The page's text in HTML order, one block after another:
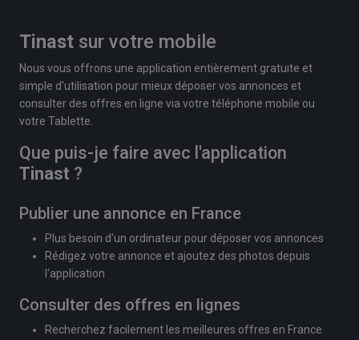
Tinast sur votre mobile
Nous vous offrons une application entièrement gratuite et
simple d'utilisation pour mieux déposer vos annonces et
consulter des offres en ligne via votre téléphone mobile ou
votre Tablette.
Que puis-je faire avec l'application
Tinast ?
Publier une annonce en France
Plus besoin d'un ordinateur pour déposer vos annonces
Rédigez votre annonce et ajoutez des photos depuis
l'application
Consulter des offres en lignes
Recherchez facilement les meilleures offres en France